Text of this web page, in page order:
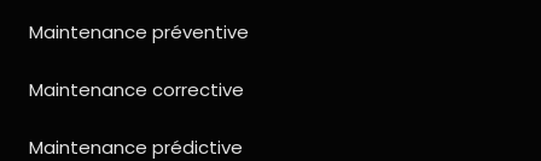
Maintenance préventive
Maintenance corrective
Maintenance prédictive